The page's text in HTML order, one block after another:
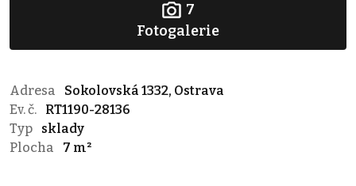
7
Fotogalerie
Adresa
Sokolovská 1332, Ostrava
Ev. č.
RT1190-28136
Typ
sklady
Plocha
7 m²